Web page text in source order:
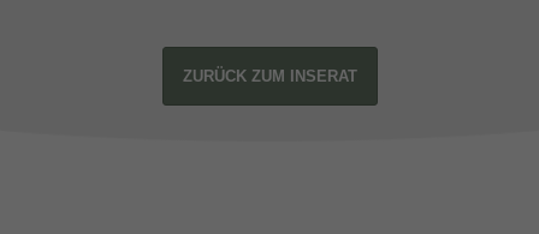
ZURÜCK ZUM INSERAT